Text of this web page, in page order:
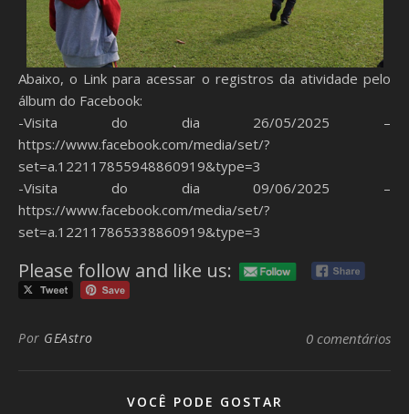
Abaixo, o Link para acessar o registros da atividade pelo
álbum do Facebook:
-Visita do dia 26/05/2025 –
https://www.facebook.com/media/set/?
set=a.122117855948860919&type=3
-Visita do dia 09/06/2025 –
https://www.facebook.com/media/set/?
set=a.122117865338860919&type=3
Please follow and like us:
Por GEAstro 0 comentários
VOCÊ PODE GOSTAR